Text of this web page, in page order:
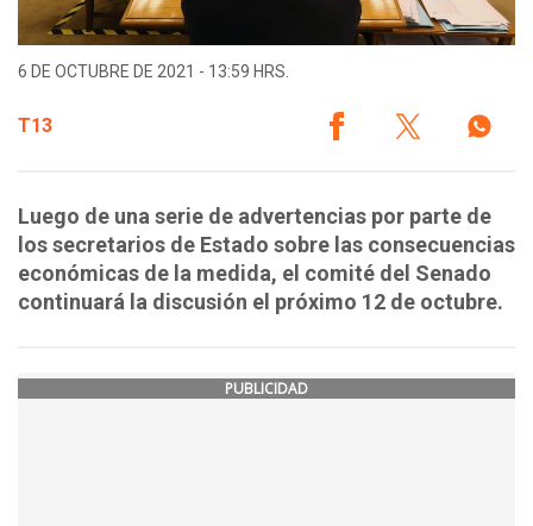
6 DE OCTUBRE DE 2021 - 13:59 HRS.
T13
Luego de una serie de advertencias por parte de
los secretarios de Estado sobre las consecuencias
económicas de la medida, el comité del Senado
continuará la discusión el próximo 12 de octubre.
PUBLICIDAD